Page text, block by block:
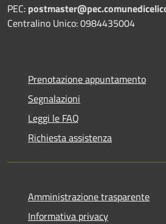
PEC:
Centralino Unico: 0984435004
Prenotazione appuntamento
Segnalazioni
Leggi le FAQ
Richiesta assistenza
Amministrazione trasparente
Informativa privacy